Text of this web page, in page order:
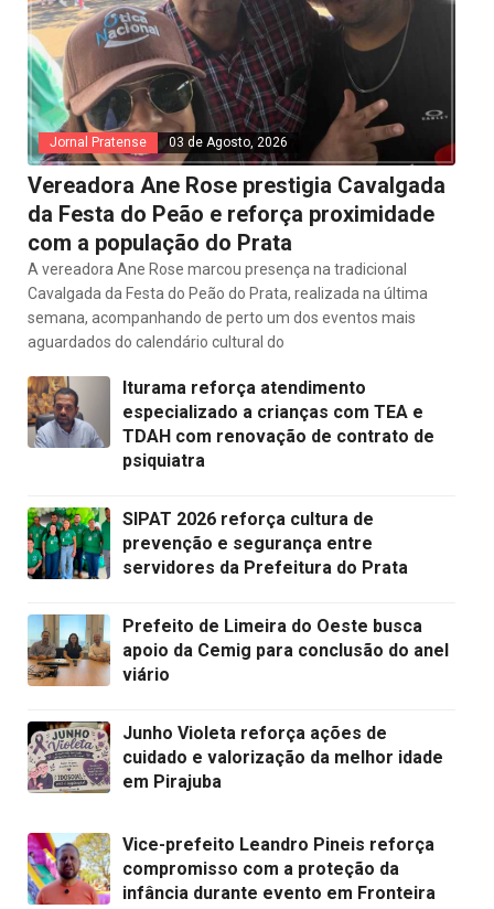
Jornal Pratense 03 de Agosto, 2026
Vereadora Ane Rose prestigia Cavalgada
da Festa do Peão e reforça proximidade
com a população do Prata
A vereadora Ane Rose marcou presença na tradicional
Cavalgada da Festa do Peão do Prata, realizada na última
semana, acompanhando de perto um dos eventos mais
aguardados do calendário cultural do
Iturama reforça atendimento
especializado a crianças com TEA e
TDAH com renovação de contrato de
psiquiatra
SIPAT 2026 reforça cultura de
prevenção e segurança entre
servidores da Prefeitura do Prata
Prefeito de Limeira do Oeste busca
apoio da Cemig para conclusão do anel
viário
Junho Violeta reforça ações de
cuidado e valorização da melhor idade
em Pirajuba
Vice-prefeito Leandro Pineis reforça
compromisso com a proteção da
infância durante evento em Fronteira